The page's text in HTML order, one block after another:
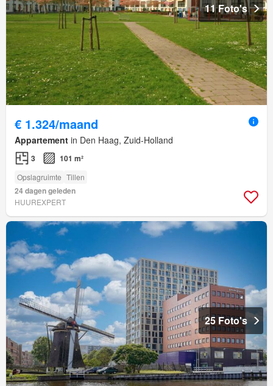
11 Foto's
€ 1.324/maand
Appartement in Den Haag, Zuid-Holland
3 101 m²
Opslagruimte Tillen
24 dagen geleden
HUUREXPERT
25 Foto's